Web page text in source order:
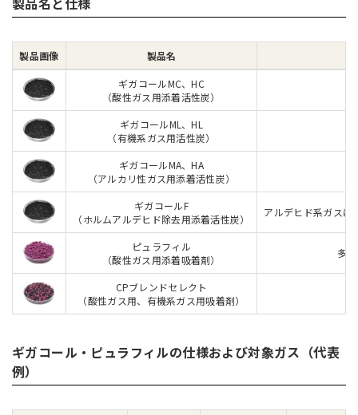
製品画像 製品名
ギガコールMC、HC
（酸性ガス用添着活性炭）
ギガコールML、HL
（有機系ガス用活性炭）
ギガコールMA、HA
（アルカリ性ガス用添着活性炭）
ギガコールF
（ホルムアルデヒド除去用添着活性炭）
アルデヒド系ガスに
ピュラフィル
（酸性ガス用添着吸着剤）
多
CPブレンドセレクト
（酸性ガス用、有機系ガス用吸着剤）
ギガコール・ピュラフィルの仕様および対象ガス（代表
例）